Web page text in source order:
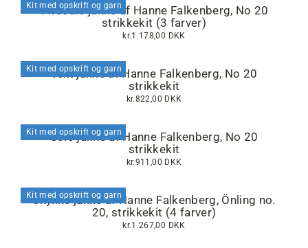
Kit med opskrift og garn
Tweedie jakke af Hanne Falkenberg, No 20
strikkekit (3 farver)
kr.1.178,00 DKK
Kit med opskrift og garn
Text jakke af Hanne Falkenberg, No 20
strikkekit
kr.822,00 DKK
Kit med opskrift og garn
Solo jakke af Hanne Falkenberg, No 20
strikkekit
kr.911,00 DKK
Kit med opskrift og garn
Skyline jakke af Hanne Falkenberg, Önling no.
20, strikkekit (4 farver)
kr.1.267,00 DKK